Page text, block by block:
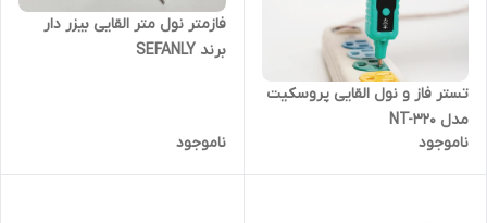
تستر فاز و نول القایی پروسکیت
مدل NT-320
ناموجود
فازمتر نول متر القایی بیزر دار
برند SEFANLY
ناموجود